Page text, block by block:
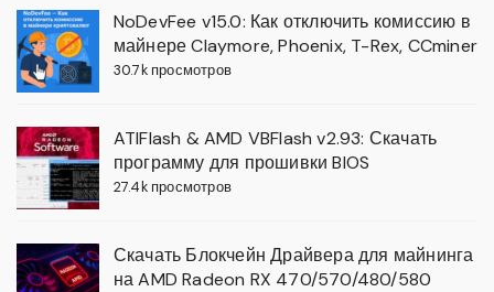
NoDevFee v15.0: Как отключить комиссию в
майнере Claymore, Phoenix, T-Rex, CCminer
30.7k просмотров
ATIFlash & AMD VBFlash v2.93: Скачать
программу для прошивки BIOS
27.4k просмотров
Скачать Блокчейн Драйвера для майнинга
на AMD Radeon RX 470/570/480/580